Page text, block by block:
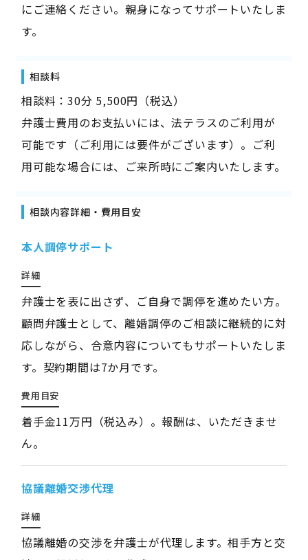
にご連絡ください。親身になってサポートいたしま
す。
相談料
相談料：30分 5,500円（税込）
弁護士費用のお支払いには、法テラスのご利用が
可能です（ご利用には要件がございます）。ご利
用可能な場合には、ご来所時にご案内いたします。
相談内容詳細・費用目安
本人調停サポート
詳細
弁護士を表に出さず、ご自身で調停を進めたい方。
顧問弁護士として、離婚調停のご相談に継続的に対
応しながら、合意内容についてもサポートいたしま
す。契約期間は7か月です。
費用目安
着手金11万円（税込み）。報酬は、いただきませ
ん。
協議離婚交渉代理
詳細
協議離婚の交渉を弁護士が代理します。相手方と交